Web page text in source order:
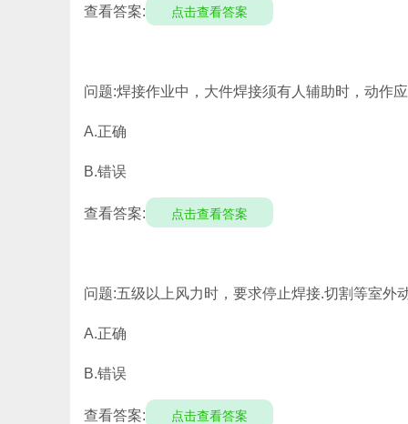
查看答案: 点击查看答案
问题:焊接作业中，大件焊接须有人辅助时，动作
A.正确
B.错误
查看答案: 点击查看答案
问题:五级以上风力时，要求停止焊接.切割等室外
A.正确
B.错误
查看答案: 点击查看答案